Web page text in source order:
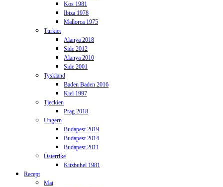
Kos 1981
Ibiza 1978
Mallorca 1975
Turkiet
Alanya 2018
Side 2012
Alanya 2010
Side 2001
Tyskland
Baden Baden 2016
Kiel 1997
Tjeckien
Prag 2018
Ungern
Budapest 2019
Budapest 2014
Budapest 2011
Österrike
Kitzbuhel 1981
Recept
Mat